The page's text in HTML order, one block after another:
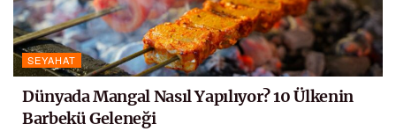
SEYAHAT
Dünyada Mangal Nasıl Yapılıyor? 10 Ülkenin
Barbekü Geleneği